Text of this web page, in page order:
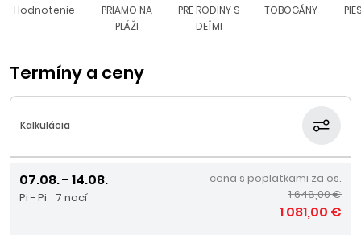
Hodnotenie
PRIAMO NA
PLÁŽI
PRE RODINY S
DEŤMI
TOBOGÁNY
Termíny a ceny
Kalkulácia
07.08. - 14.08.
Pi - Pi 7 nocí
cena s poplatkami za os.
1 648,00 €
1 081,00 €